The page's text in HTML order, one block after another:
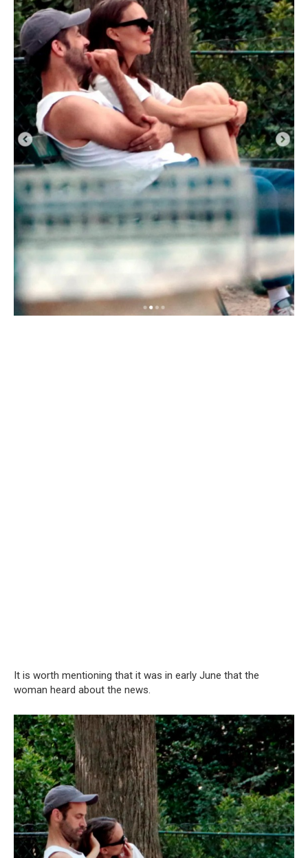
It is worth mentioning that it was in early June that the
woman heard about the news.